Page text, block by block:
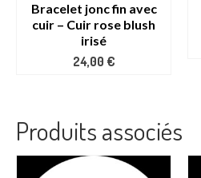
Bracelet jonc fin avec
cuir – Cuir rose blush
irisé
24,00 €
Produits associés